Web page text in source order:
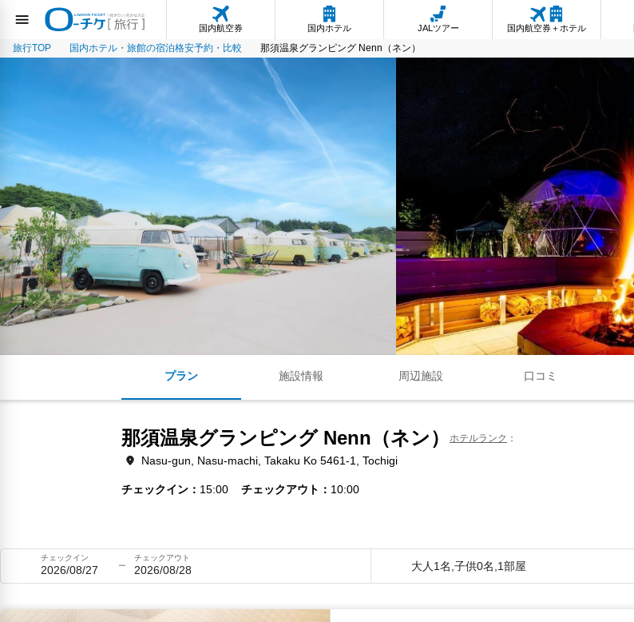
国内航空券 国内ホテル JALツアー 国内航空券＋ホテル
旅行TOP 国内ホテル・旅館の宿泊格安予約・比較 那須温泉グランピング Nenn（ネン）
プラン 施設情報 周辺施設 口コミ
那須温泉グランピング Nenn（ネン） ホテルランク
Nasu-gun, Nasu-machi, Takaku Ko 5461-1, Tochigi
チェックイン 15:00 チェックアウト 10:00
チェックイン
2026/08/27
チェックアウト
2026/08/28 大人1名,子供0名,1部屋